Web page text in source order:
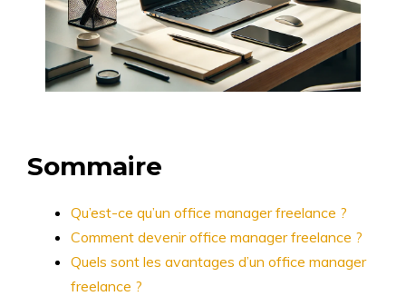
Sommaire
Qu’est-ce qu’un office manager freelance ?
Comment devenir office manager freelance ?
Quels sont les avantages d’un office manager
freelance ?